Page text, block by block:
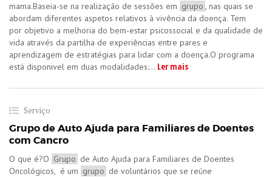
mama.Baseia-se na realização de sessões em grupo , nas quais se
abordam diferentes aspetos relativos à vivência da doença. Tem
por objetivo a melhoria do bem-estar psicossocial e da qualidade de
vida através da partilha de experiências entre pares e
aprendizagem de estratégias para lidar com a doença.O programa
está disponivel em duas modalidades:... Ler mais
Serviço
Grupo de Auto Ajuda para Familiares de Doentes
com Cancro
O que é?O Grupo de Auto Ajuda para Familiares de Doentes
Oncológicos, é um grupo de voluntários que se reúne